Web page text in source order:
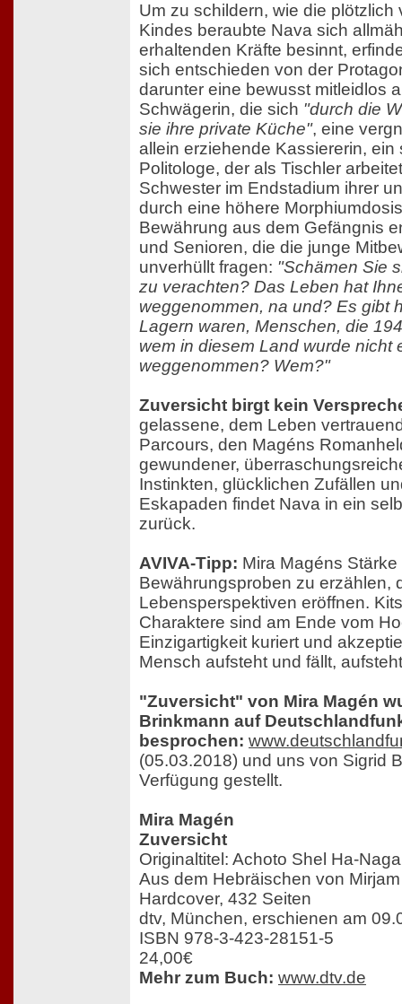
Um zu schildern, wie die plötzlich
Kindes beraubte Nava sich
erhaltenden Kräfte besinnt,
sich entschieden von der
darunter eine bewusst mitleidlos
Schwägerin, die sich "durch die
sie ihre private Küche", eine
allein erziehende Kassiererin, ein
Politologe, der als Tischler
Schwester im Endstadium ihrer
durch eine höhere
Bewährung aus dem Gefängnis
und Senioren, die die junge
unverhüllt fragen: "Schämen Sie
zu verachten? Das Leben hat
weggenommen, na und? Es gibt
Lagern waren, Menschen, die
wem in diesem Land wurde nicht
weggenommen? Wem?"
Zuversicht birgt kein
gelassene, dem Leben
Parcours, den Magéns
gewundener,
Instinkten, glücklichen Zufällen
Eskapaden findet Nava in ein
zurück.
AVIVA-Tipp: Mira Magéns
Bewährungsproben zu erzählen,
Lebensperspektiven eröffnen.
Charaktere sind am Ende vom
Einzigartigkeit kuriert und
Mensch aufsteht und fällt,
"Zuversicht" von Mira Magén
Brinkmann auf
besprochen:
(05.03.2018) und uns von Sigrid
Verfügung gestellt.
Mira Magén
Zuversicht
Originaltitel: Achoto Shel Ha-
Aus dem Hebräischen von
Hardcover, 432 Seiten
dtv, München, erschienen am
ISBN 978-3-423-28151-5
24,00€
Mehr zum Buch: www.dtv.de